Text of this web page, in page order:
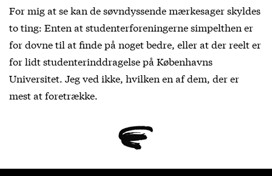
For mig at se kan de søvndyssende mærkesager skyldes
to ting: Enten at studenterforeningerne simpelthen er
for dovne til at finde på noget bedre, eller at der reelt er
for lidt studenterinddragelse på Københavns
Universitet. Jeg ved ikke, hvilken en af dem, der er
mest at foretrække.